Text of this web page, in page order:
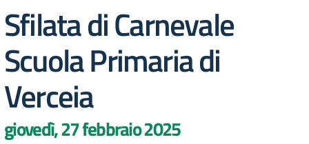
Sfilata di Carnevale
Scuola Primaria di
Verceia
giovedì, 27 febbraio 2025